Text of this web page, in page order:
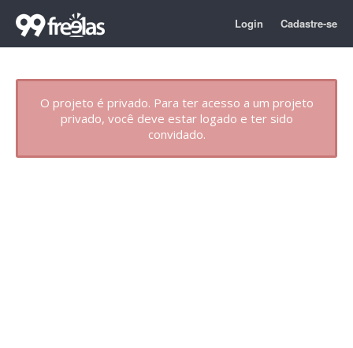
Login Cadastre-se
O projeto é privado. Para ter acesso a um projeto
privado, você deve estar logado e ter sido
convidado.